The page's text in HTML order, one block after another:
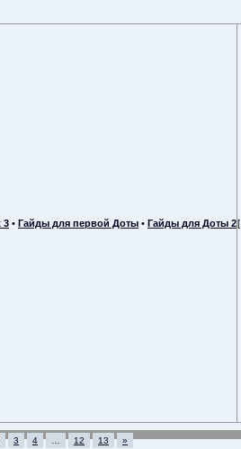
3 • Гайды для первой Доты • Гайды для Доты 2
3 4 12 13 »